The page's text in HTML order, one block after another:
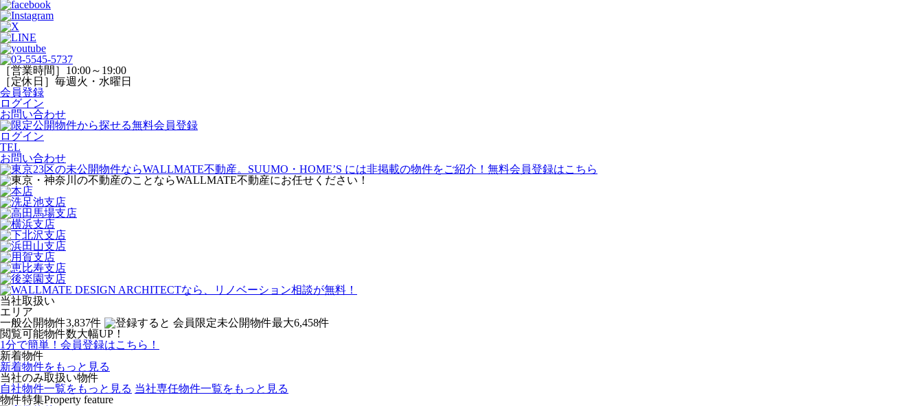
［営業時間］10:00～19:00
［定休日］毎週火・水曜日
会員登録
ログイン
お問い合わせ
ログイン
TEL
お問い合わせ
当社取扱い
エリア
一般公開物件3,837件 会員限定未公開物件最大6,458件
閲覧可能物件数大幅UP！
1分で簡単！会員登録はこちら！
新着物件
新着物件をもっと見る
当社のみ取扱い物件
自社物件一覧をもっと見る 当社専任物件一覧をもっと見る
物件特集Property feature